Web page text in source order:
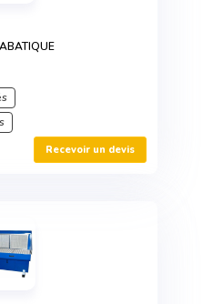
Recevoir un devis